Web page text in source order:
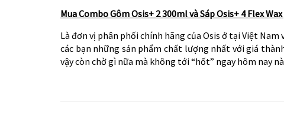
Mua Combo Gôm Osis+ 2 300ml và Sáp Osis+ 4 Flex
Là đơn vị phân phối chính hãng của Osis ở tại Việt
các bạn những sản phẩm chất lượng nhất với giá
vậy còn chờ gì nữa mà không tới “hốt” ngay hôm nay